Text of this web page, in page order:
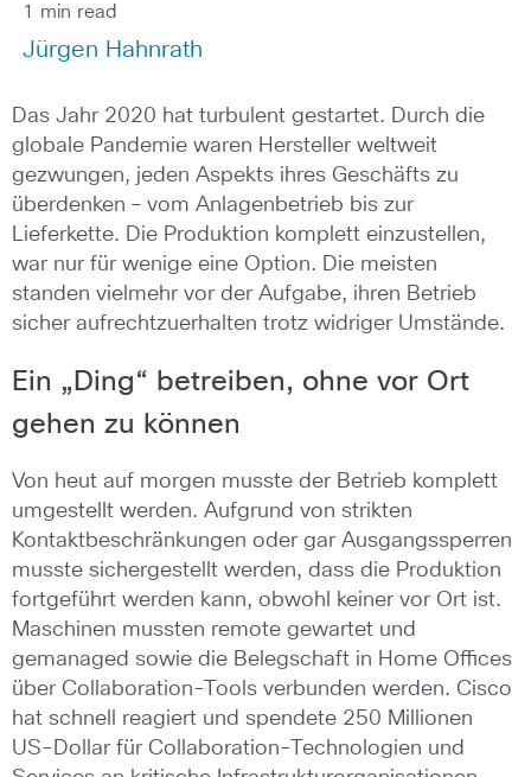
1 min read
Jürgen Hahnrath
Das Jahr 2020 hat turbulent gestartet. Durch die
globale Pandemie waren Hersteller weltweit
gezwungen, jeden Aspekts ihres Geschäfts zu
überdenken – vom Anlagenbetrieb bis zur
Lieferkette. Die Produktion komplett einzustellen,
war nur für wenige eine Option. Die meisten
standen vielmehr vor der Aufgabe, ihren Betrieb
sicher aufrechtzuerhalten trotz widriger Umstände.
Ein „Ding“ betreiben, ohne vor Ort
gehen zu können
Von heut auf morgen musste der Betrieb komplett
umgestellt werden. Aufgrund von strikten
Kontaktbeschränkungen oder gar Ausgangssperren
musste sichergestellt werden, dass die Produktion
fortgeführt werden kann, obwohl keiner vor Ort ist.
Maschinen mussten remote gewartet und
gemanaged sowie die Belegschaft in Home Offices
über Collaboration-Tools verbunden werden. Cisco
hat schnell reagiert und spendete 250 Millionen
US-Dollar für Collaboration-Technologien und